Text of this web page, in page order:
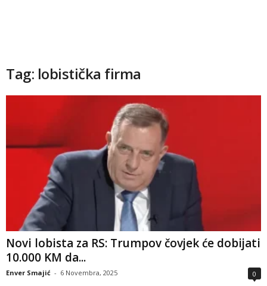
Tag: lobistička firma
Novi lobista za RS: Trumpov čovjek će dobijati
10.000 KM da...
Enver Smajić - 6 Novembra, 2025 0